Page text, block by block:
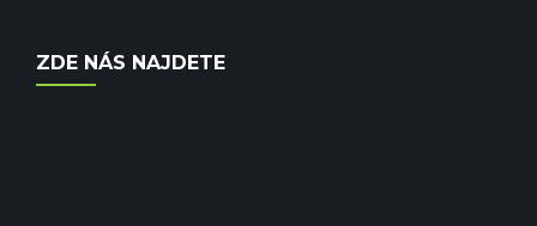
ZDE NÁS NAJDETE